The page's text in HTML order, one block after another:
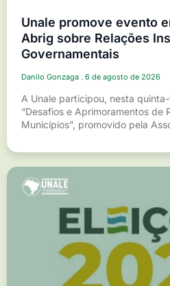
Unale promove evento
Abrig sobre Relações
Governamentais
Danilo Gonzaga 6 de agosto de 2026
A Unale participou, nesta
“Desafios e Aprimoramentos de
Municípios”, promovido pela